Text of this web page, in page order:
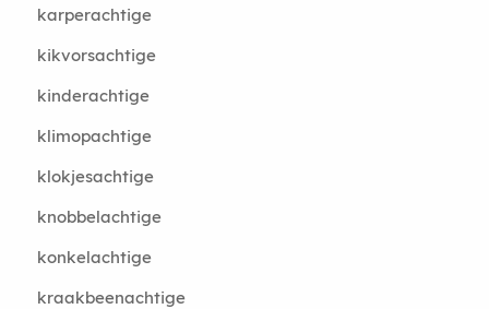
karperachtige
kikvorsachtige
kinderachtige
klimopachtige
klokjesachtige
knobbelachtige
konkelachtige
kraakbeenachtige